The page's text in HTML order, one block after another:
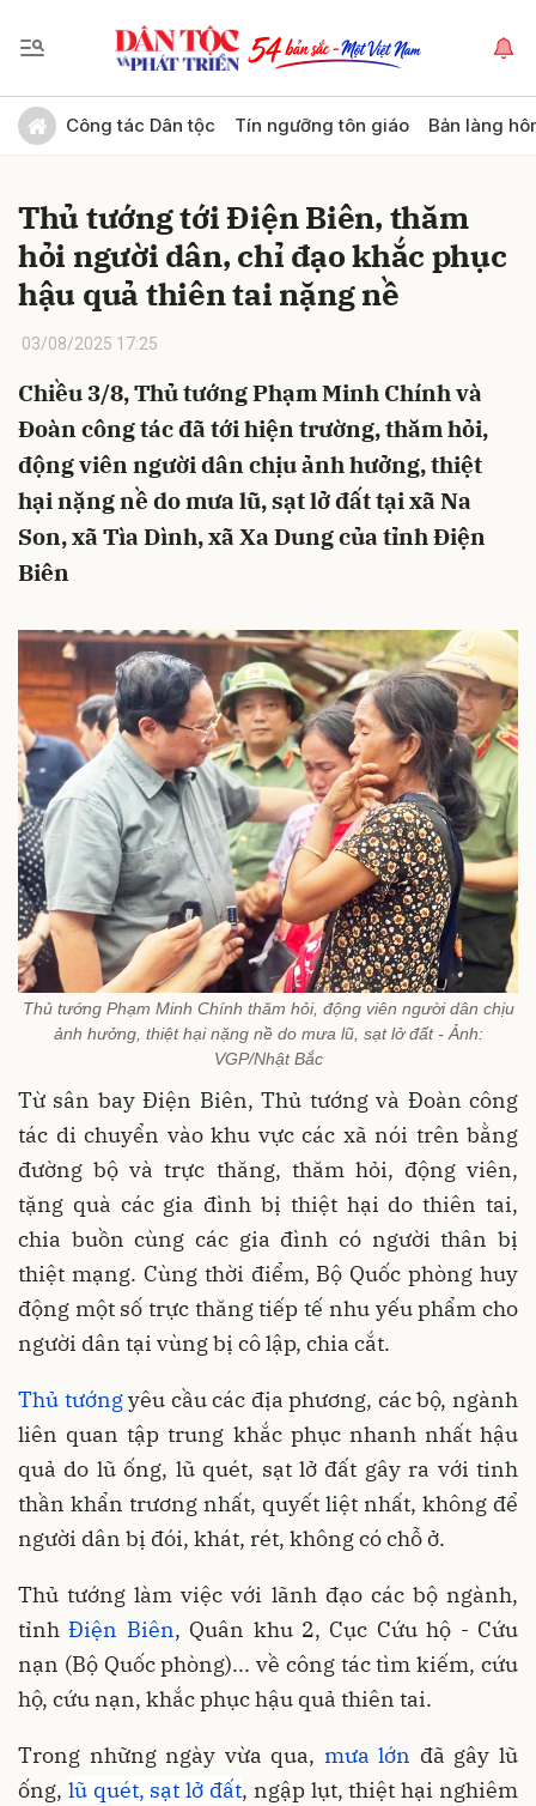
Công tác Dân tộc Tín ngưỡng tôn giáo Bản làng
Thủ tướng tới Điện Biên, thăm
hỏi người dân, chỉ đạo khắc phục
hậu quả thiên tai nặng nề
03/08/2025 17:25
Chiều 3/8, Thủ tướng Phạm Minh Chính và
Đoàn công tác đã tới hiện trường, thăm hỏi,
động viên người dân chịu ảnh hưởng, thiệt
hại nặng nề do mưa lũ, sạt lở đất tại xã Na
Son, xã Tìa Dình, xã Xa Dung của tỉnh Điện
Biên
Thủ tướng Phạm Minh Chính thăm hỏi, động viên người dân chịu
ảnh hưởng, thiệt hại nặng nề do mưa lũ, sạt lở đất - Ảnh:
VGP/Nhật Bắc
Từ sân bay Điện Biên, Thủ tướng và Đoàn công
tác di chuyển vào khu vực các xã nói trên bằng
đường bộ và trực thăng, thăm hỏi, động viên,
tặng quà các gia đình bị thiệt hại do thiên tai,
chia buồn cùng các gia đình có người thân bị
thiệt mạng. Cùng thời điểm, Bộ Quốc phòng huy
động một số trực thăng tiếp tế nhu yếu phẩm cho
người dân tại vùng bị cô lập, chia cắt.
Thủ tướngyêu cầu các địa phương, các bộ, ngành
liên quan tập trung khắc phục nhanh nhất hậu
quả do lũ ống, lũ quét, sạt lở đất gây ra với tinh
thần khẩn trương nhất, quyết liệt nhất, không để
người dân bị đói, khát, rét, không có chỗ ở.
Thủ tướng làm việc với lãnh đạo các bộ ngành,
tỉnhĐiện Biên, Quân khu 2, Cục Cứu hộ - Cứu
nạn (Bộ Quốc phòng)... về công tác tìm kiếm, cứu
hộ, cứu nạn, khắc phục hậu quả thiên tai.
Trong những ngày vừa qua, mưa lớn đã gây lũ
ống, lũ quét, sạt lở đất, ngập lụt, thiệt hại nghiêm
Gửi bình luận